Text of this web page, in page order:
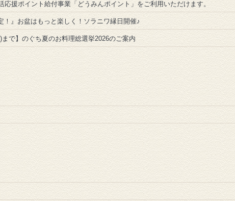
応援ポイント給付事業「どうみんポイント」をご利用いただけます。
！』お盆はもっと楽しく！ソラニワ縁日開催♪
まで】のぐち夏のお料理総選挙2026のご案内